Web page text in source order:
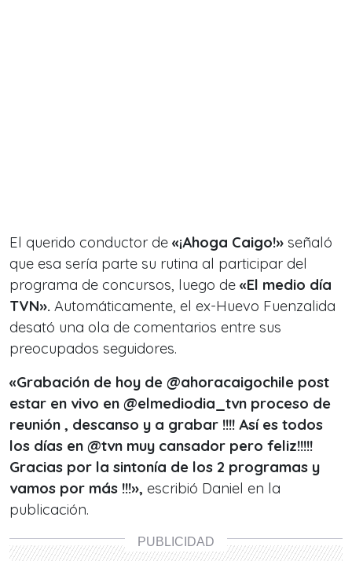
El querido conductor de «¡Ahoga Caigo!» señaló
que esa sería parte su rutina al participar del
programa de concursos, luego de «El medio día
TVN». Automáticamente, el ex-Huevo Fuenzalida
desató una ola de comentarios entre sus
preocupados seguidores.
«Grabación de hoy de @ahoracaigochile post
estar en vivo en @elmediodia_tvn proceso de
reunión , descanso y a grabar !!!! Así es todos
los días en @tvn muy cansador pero feliz!!!!!
Gracias por la sintonía de los 2 programas y
vamos por más !!!», escribió Daniel en la
publicación.